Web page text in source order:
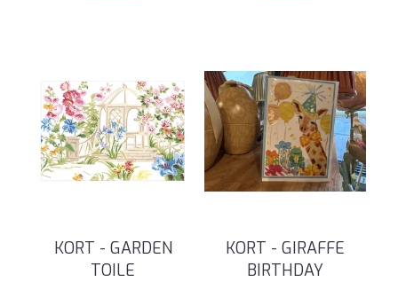
KORT - GARDEN
TOILE
KORT - GIRAFFE
BIRTHDAY